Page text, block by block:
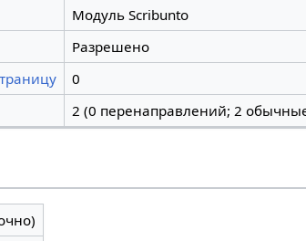
Модуль Scribunto
Разрешено
0
2 (0 перенаправлений; 2